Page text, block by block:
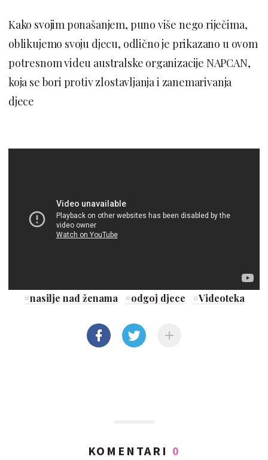
Kako svojim ponašanjem, puno više nego riječima,
oblikujemo svoju djecu, odlično je prikazano u ovom
potresnom videu australske organizacije NAPCAN,
koja se bori protiv zlostavljanja i zanemarivanja
djece
#nasilje nad ženama #odgoj djece #Videoteka
KOMENTARI 0